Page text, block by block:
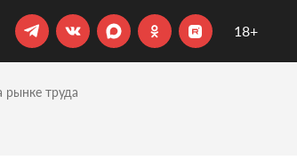
18+
рынке труда